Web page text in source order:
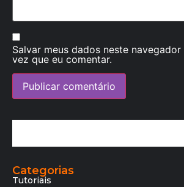
Salvar meus dados neste
vez que eu comentar.
Categorias
Tutoriais